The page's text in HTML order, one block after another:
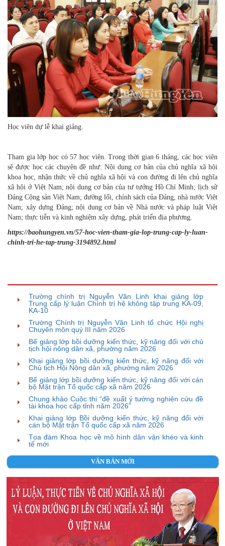
Học viên dự lễ khai giảng.
Tham gia lớp học có 57 học viên. Trong thời gian 6 tháng, các học viên
sẽ được học các chuyên đề như: Nội dung cơ bản của chủ nghĩa xã hội
khoa học, nhận thức về chủ nghĩa xã hội và con đường đi lên chủ nghĩa
xã hội ở Việt Nam; nội dung cơ bản của tư tưởng Hồ Chí Minh; lịch sử
Đảng Cộng sản Việt Nam; đường lối, chính sách của Đảng, nhà nước Việt
Nam; xây dựng Đảng; nội dung cơ bản về Nhà nước và pháp luật Việt
Nam; thực tiễn và kinh nghiệm xây dựng, phát triển địa phương.
https://baohungyen.vn/57-hoc-vien-tham-gia-lop-trung-cap-ly-luan-
chinh-tri-he-tap-trung-3194892.html
Trường chính trị Nguyễn Văn Linh khai giảng lớp
Trung cấp lý luận Chính trị hệ không tập trung KA-09,
KA-10
Trường Chính trị Nguyễn Văn Linh tổ chức Hội nghị
Chuyên môn quý III năm 2026
Bế giảng lớp bồi dưỡng kiến thức, kỹ năng đối với chủ
tịch hội nông dân xã, phường năm 2026
Khai giảng lớp bồi dưỡng kiến thức, kỹ năng đối với
Chủ tịch Hội Nông dân xã, phường năm 2026
Bế giảng lớp bồi dưỡng kiến thức, kỹ năng đối với cán
bộ Mặt trận Tổ quốc cấp xã năm 2026
Chung khảo Cuộc thi “đề xuất ý tưởng nghiên cứu đề
tài khoa học cấp tỉnh năm 2026”
Khai giảng lớp Bồi dưỡng kiến thức, kỹ năng đối với
cán bộ Mặt trận Tổ quốc cấp xã năm 2026
Tọa đàm Khoa học về mô hình dân vận khéo và kinh
tế mới
VĂN BẢN MỚI